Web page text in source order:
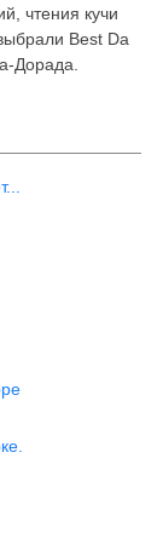
чтения кучи
Best Da
Дорада.